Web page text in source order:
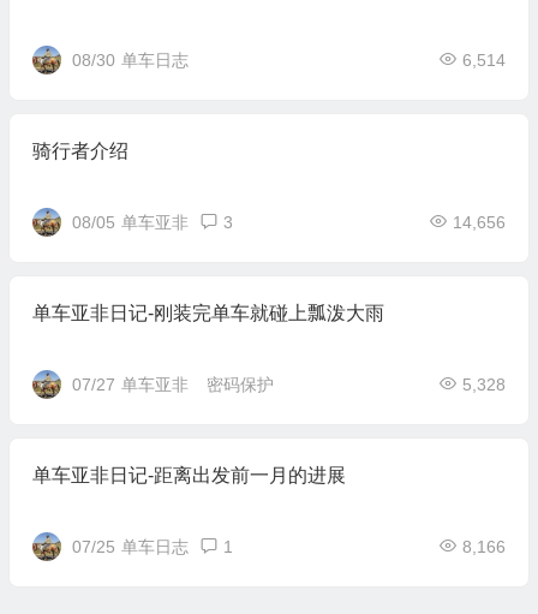
08/30 单车日志 6,514
骑行者介绍
08/05 单车亚非 14,656
3
单车亚非日记-刚装完单车就碰上瓢泼大雨
07/27 单车亚非 5,328
密码保护
单车亚非日记-距离出发前一月的进展
07/25 单车日志 8,166
1